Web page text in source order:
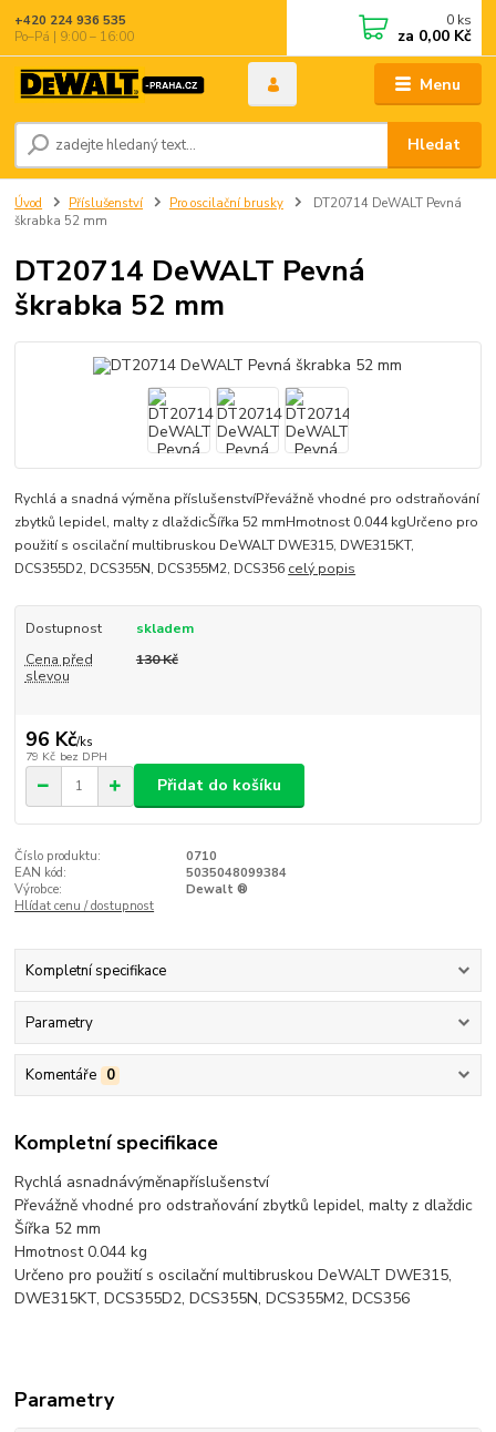
Menu
Hledat
+420 224 936 535
Po–Pá | 9:00 – 16:00
0 ks
za 0,00 Kč
Úvod Příslušenství Pro oscilační brusky
DT20714 DeWALT Pevná
škrabka 52 mm
DT20714 DeWALT Pevná
škrabka 52 mm
Rychlá a snadná výměna příslušenstvíPřevážně vhodné pro odstraňování
zbytků lepidel, malty z dlaždicŠířka 52 mmHmotnost 0.044 kgUrčeno pro
použití s oscilační multibruskou DeWALT DWE315, DWE315KT,
DCS355D2, DCS355N, DCS355M2, DCS356 celý popis
Dostupnost
skladem
Cena před
slevou
130 Kč
96 Kč/ks
79 Kč bez DPH
Přidat do košíku
Číslo produktu:
0710
EAN kód:
5035048099384
Výrobce:
Dewalt ®
Hlídat cenu / dostupnost
Kompletní specifikace
Parametry
Komentáře 0
Kompletní specifikace
Rychlá asnadnávýměnapříslušenství
Převážně vhodné pro odstraňování zbytků lepidel, malty z dlaždic
Šířka 52 mm
Hmotnost 0.044 kg
Určeno pro použití s oscilační multibruskou DeWALT DWE315,
DWE315KT, DCS355D2, DCS355N, DCS355M2, DCS356
Parametry